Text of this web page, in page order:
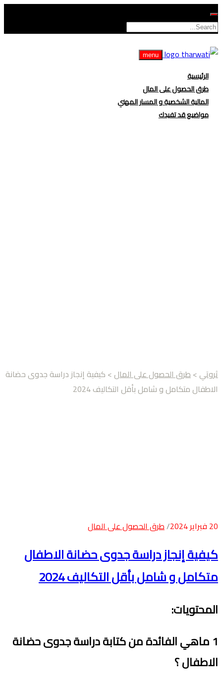
menu
الرئيسية
طرق الحصول على المال
المالية الشخصية و المسار المهني
مواضيع قد تفيدك
ثروتي >طرق الحصول على المال > كيفية إنجاز دراسة جدوى حضانة
الاطفال متكامل و شامل بأقل التكاليف 2024
20 فبراير 2024 طرق الحصول على المال
كيفية إنجاز دراسة جدوى حضانة الاطفال
متكامل و شامل بأقل التكاليف 2024
المحتويات:
1ماهي الفائدة من كتابة دراسة جدوى حضانة
الاطفال ؟